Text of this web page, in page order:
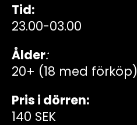
Tid:
23.00-03.00
Ålder:
20+ (18 med förköp)
Pris i dörren:
140 SEK